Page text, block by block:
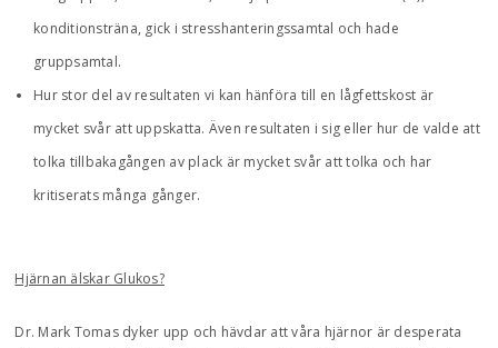
konditionsträna, gick i stresshanteringssamtal och hade
gruppsamtal.
Hur stor del av resultaten vi kan hänföra till en lågfettskost är
mycket svår att uppskatta. Även resultaten i sig eller hur de valde att
tolka tillbakagången av plack är mycket svår att tolka och har
kritiserats många gånger.
Hjärnan älskar Glukos?
Dr. Mark Tomas dyker upp och hävdar att våra hjärnor är desperata